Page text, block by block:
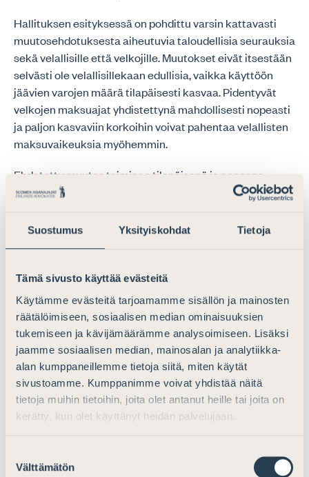
Suostumus Yksityiskohdat Tietoja
Tämä sivusto käyttää evästeitä
Käytämme evästeitä tarjoamamme sisällön ja mainosten
räätälöimiseen, sosiaalisen median ominaisuuksien
tukemiseen ja kävijämäärämme analysoimiseen. Lisäksi
jaamme sosiaalisen median, mainosalan ja analytiikka-
alan kumppaneillemme tietoja siitä, miten käytät
sivustoamme. Kumppanimme voivat yhdistää näitä
tietoja muihin tietoihin, joita olet antanut heille tai joita on
kerätty, kun olet käyttänyt heidän palvelujaan.
valinta
Välttämätön
Hallituksen esityksessä on pohdittu varsin kattavasti
muutosehdotuksesta aiheutuvia taloudellisia seurauksia
sekä velallisille että velkojille. Muutokset eivät itsestään
selvästi ole velallisillekaan edullisia, vaikka käyttöön
jäävien varojen määrä tilapäisesti kasvaa. Pidentyvät
velkojen maksuajat yhdistettynä mahdollisesti nopeasti
ja paljon kasvaviin korkoihin voivat pahentaa velallisten
maksuvaikeuksia myöhemmin.
Ehdotettu muutos toiminee tilapäisenä ja nopeana
apuna syntyneeseen taloustilanteeseen, jonka kehitystä
hinnat ja korot ovat pitkäaikainen ongelma. Ulosoton
huomioitava velkojien oikeudet. Ulosotto ei saa
muodostua niin velallisystävälliseksi, että velkojien
saatavien perintä kohtuuttomasti vaikeutuu. Lisäksi
esitysluonnoksessakin todetulla tavalla on huomioitava,
että ulosottovelkojia on hyvin monenlaisia tahoja.
Esitysluonnoksessa asiaa on pohdittu, eikä tilapäisen
muutoksen ole katsottu olevan velkojien kannalta
Saatavien kertymien tasoa ja kertymien pienenemisen